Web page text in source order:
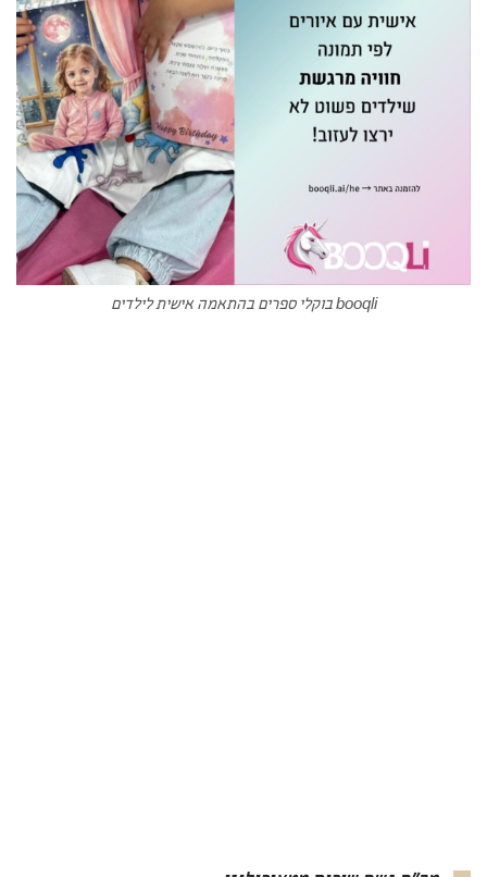
booqli בוקלי ספרים בהתאמה אישית לילדים